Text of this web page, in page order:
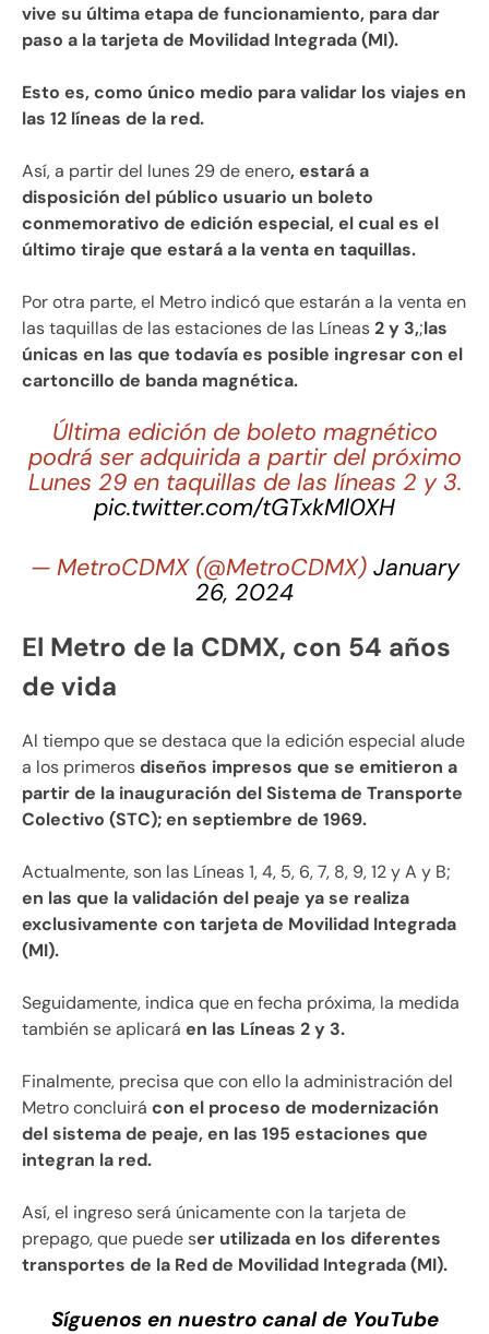
vive su última etapa de funcionamiento, para dar
paso a la tarjeta de Movilidad Integrada (MI).
Esto es, como único medio para validar los viajes en
las 12 líneas de la red.
Así, a partir del lunes 29 de enero, estará a
disposición del público usuario un boleto
conmemorativo de edición especial, el cual es el
último tiraje que estará a la venta en taquillas.
Por otra parte, el Metro indicó que estarán a la venta en
las taquillas de las estaciones de las Líneas2 y 3,;las
únicas en las que todavía es posible ingresar con el
cartoncillo de banda magnética.
Última edición de boleto magnético
podrá ser adquirida a partir del próximo
Lunes 29 en taquillas de las líneas 2 y 3.
pic.twitter.com/tGTxkMl0XH
— MetroCDMX (@MetroCDMX) January
26, 2024
El Metro de la CDMX, con 54 años
de vida
Al tiempo que se destaca que la edición especial alude
a los primerosdiseños impresos que se emitieron a
partir de la inauguración del Sistema de Transporte
Colectivo (STC); en septiembre de 1969.
Actualmente, son las Líneas 1, 4, 5, 6, 7, 8, 9, 12 y A y B;
en las que la validación del peaje ya se realiza
exclusivamente con tarjeta de Movilidad Integrada
(MI).
Seguidamente, indica que en fecha próxima, la medida
también se aplicará en las Líneas 2 y 3.
Finalmente, precisa que con ello la administración del
Metro concluirá con el proceso de modernización
del sistema de peaje, en las 195 estaciones que
integran la red.
Así, el ingreso será únicamente con la tarjeta de
prepago, que puede ser utilizada en los diferentes
transportes de la Red de Movilidad Integrada (MI).
Síguenos en nuestro canal de YouTube